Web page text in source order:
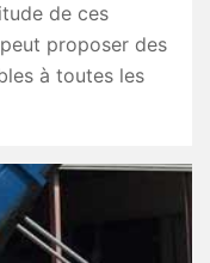
de ces
proposer des
à toutes les